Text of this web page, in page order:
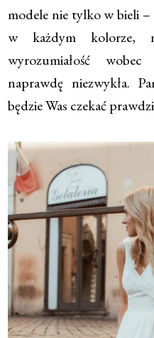
modele nie tylko w bieli –
w każdym kolorze,
wyrozumiałość
naprawdę niezwykła.
będzie Was czekać